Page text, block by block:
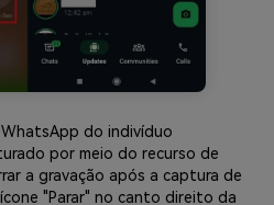
do indivíduo
por meio do recurso de
a gravação após a captura de
"Parar" no canto direito da